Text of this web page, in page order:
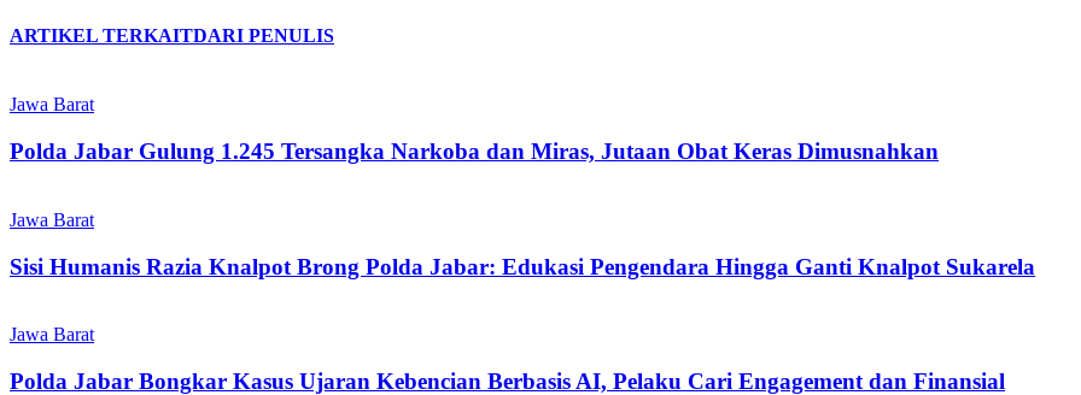
ARTIKEL TERKAITDARI PENULIS
Jawa Barat
Polda Jabar Gulung 1.245 Tersangka Narkoba dan Miras, Jutaan Obat Keras Dimusnahkan
Jawa Barat
Sisi Humanis Razia Knalpot Brong Polda Jabar: Edukasi Pengendara Hingga Ganti Knalpot Sukarela
Jawa Barat
Polda Jabar Bongkar Kasus Ujaran Kebencian Berbasis AI, Pelaku Cari Engagement dan Finansial